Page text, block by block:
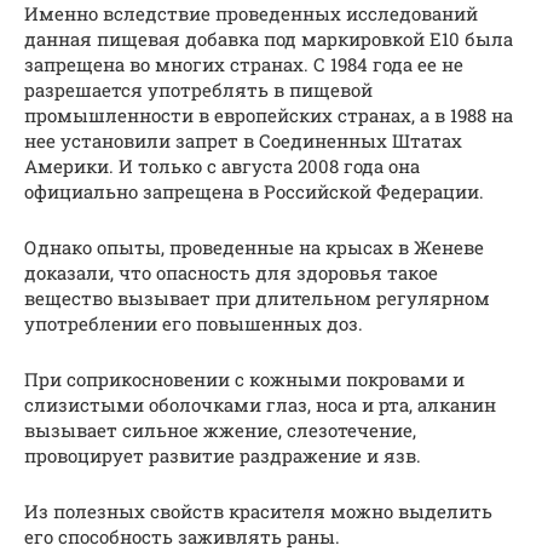
Именно вследствие проведенных исследований
данная пищевая добавка под маркировкой Е10 была
запрещена во многих странах. С 1984 года ее не
разрешается употреблять в пищевой
промышленности в европейских странах, а в 1988 на
нее установили запрет в Соединенных Штатах
Америки. И только с августа 2008 года она
официально запрещена в Российской Федерации.
Однако опыты, проведенные на крысах в Женеве
доказали, что опасность для здоровья такое
вещество вызывает при длительном регулярном
употреблении его повышенных доз.
При соприкосновении с кожными покровами и
слизистыми оболочками глаз, носа и рта, алканин
вызывает сильное жжение, слезотечение,
провоцирует развитие раздражение и язв.
Из полезных свойств красителя можно выделить
его способность заживлять раны.